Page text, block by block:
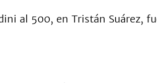
al 500, en Tristán Suárez,